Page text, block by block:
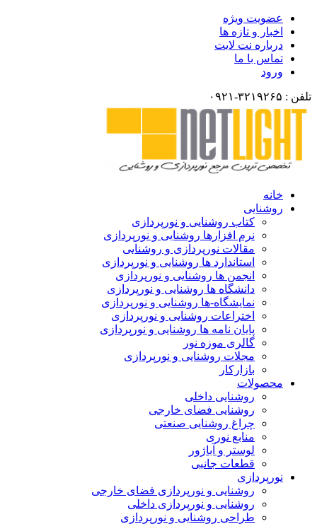
عضویت ویژه
اخبار و تازه ها
درباره نت لایت
تماس با ما
ورود
تلفن : ۳۲۱۹۲۶۵-۰۹۲۱
خانه
روشنایی
کتاب روشنایی و نورپردازی
نرم افزارها روشنایی و نورپردازی
مقالات نورپردازی و روشنایی
استاندارد ها روشنایی و نورپردازی
انجمن ها روشنایی و نورپردازی
دانشگاه ها روشنایی و نورپردازی
نمایشگاه-ها روشنایی و نورپردازی
اختراعات روشنایی و نورپردازی
پایان نامه ها روشنایی و نورپردازی
گالری موزه نور
مجلات روشنایی و نورپردازی
بازارکار
محصولات
روشنایی داخلی
روشنایی فضای خارجی
چراغ روشنایی صنعتی
منابع نوری
لوستر و آباژور
قطعات جانبی
نورپردازی
روشنایی و نورپردازی فضای خارجی
روشنایی و نورپردازی داخلی
طراحی روشنایی و نورپردازی